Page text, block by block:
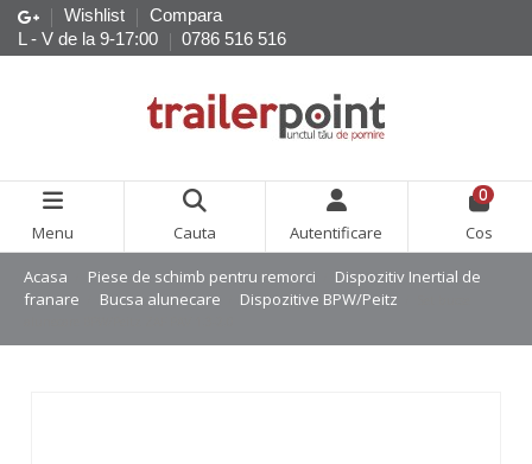
Wishlist
Compara
L - V de la 9-17:00
0786 516 516
Menu Cauta Autentificare
0
Cos
Acasa Piese de schimb pentru remorci
Dispozitiv Inertial de
franare
Bucsa alunecare Dispozitive BPW/Peitz